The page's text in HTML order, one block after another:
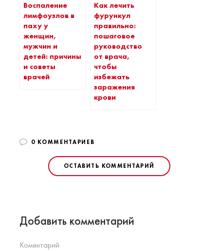
Воспаление
лимфоузлов в
паху у
женщин,
мужчин и
детей: причины
и советы
врачей
Как лечить
фурункул
правильно:
пошаговое
руководство
от врача,
чтобы
избежать
заражения
крови
0 КОММЕНТАРИЕВ
ОСТАВИТЬ КОММЕНТАРИЙ
Добавить комментарий
Коментарий